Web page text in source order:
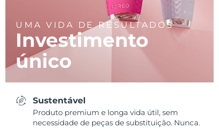
UMA VIDA DE RESULTADOS
Investimento
único
Sustentável
Produto premium e longa vida útil, sem
necessidade de peças de substituição. Nunca.